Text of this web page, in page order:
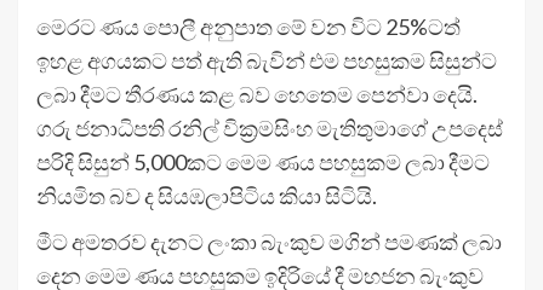
මෙරට ණය පොලී අනුපාත මේ වන විට 25%ටත්
ඉහළ අගයකට පත් ඇති බැවින් එම පහසුකම සිසුන්ට
ලබා දීමට තීරණය කළ බව හෙතෙම පෙන්වා දෙයි.
ගරු ජනාධිපති රනිල් වික්‍රමසිංහ මැතිතුමාගේ උපදෙස්
පරිදි සිසුන් 5,000කට මෙම ණය පහසුකම ලබා දීමට
නියමිත බව ද සියඹලාපිටිය කියා සිටියි.
මීට අමතරව දැනට ලංකා බැංකුව මගින් පමණක් ලබා
දෙන මෙම ණය පහසුකම ඉදිරියේ දී මහජන බැංකුව